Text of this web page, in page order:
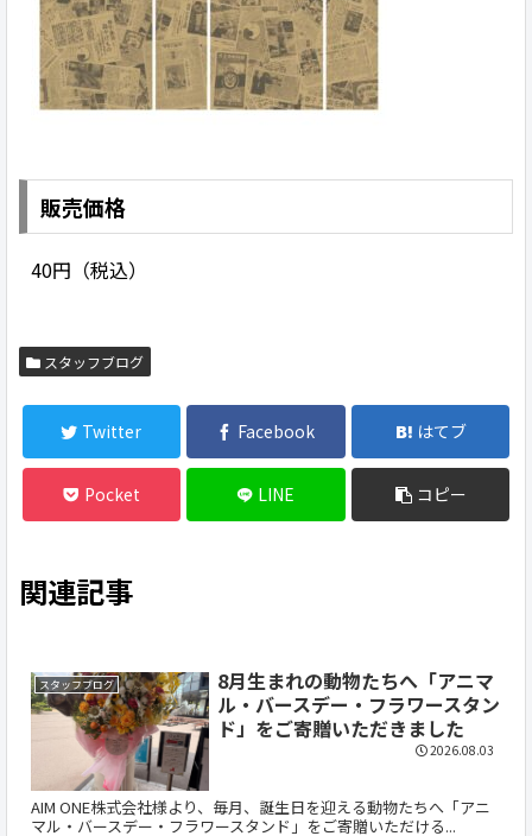
販売価格
40円（税込）
スタッフブログ
Twitter Facebook はてブ
Pocket LINE コピー
関連記事
スタッフブログ
8月生まれの動物たちへ「アニマ
ル・バースデー・フラワースタン
ド」をご寄贈いただきました
AIM ONE株式会社様より、毎月、誕生日を迎える動物たちへ「アニ
マル・バースデー・フラワースタンド」をご寄贈いただける...
2026.08.03